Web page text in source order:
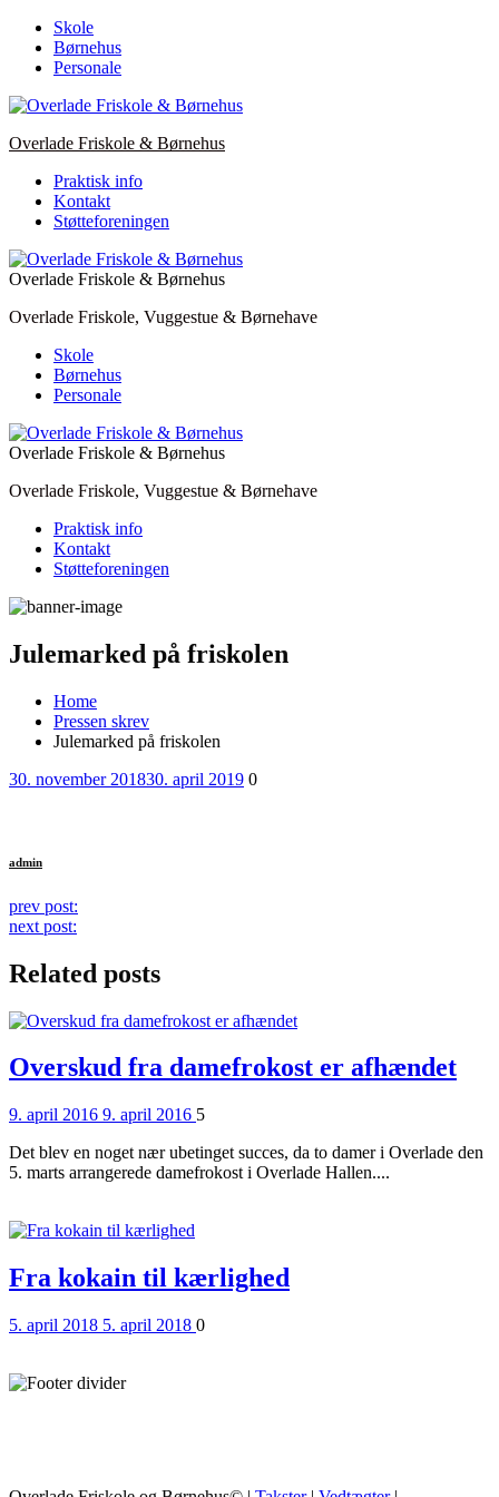
Skip
content
Skole
Børnehus
Personale
Overlade Friskole & Børnehus
Praktisk info
Kontakt
Støtteforeningen
Overlade Friskole & Børnehus
Overlade Friskole, Vuggestue & Børnehave
Skole
Børnehus
Personale
Overlade Friskole & Børnehus
Overlade Friskole, Vuggestue & Børnehave
Praktisk info
Kontakt
Støtteforeningen
Julemarked på friskolen
Home
Pressen skrev
Julemarked på friskolen
Posted
30. november 201830. april 2019Comments
0
admin
Continue
Reading
prev post:
next post:
Related posts
Overskud fra damefrokost er afhændet
Posted
9. april 2016 9. april 2016 Comments
5
Det blev en noget nær ubetinget succes, da to damer i Overlade den
5. marts arrangerede damefrokost i Overlade Hallen....
Fra kokain til kærlighed
Posted
5. april 2018 5. april 2018 Comments
0